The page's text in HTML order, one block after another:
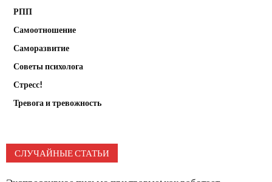
РПП
Самоотношение
Саморазвитие
Советы психолога
Стресс!
Тревога и тревожность
СЛУЧАЙНЫЕ СТАТЬИ